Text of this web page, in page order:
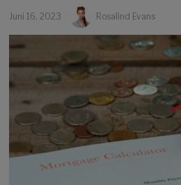
Juni 16, 2023 Rosalind Evans